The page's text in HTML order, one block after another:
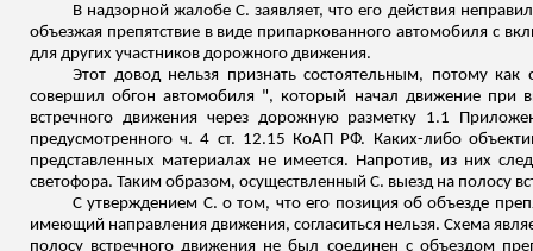
В надзорной жалобе С. заявляет, что его действия
объезжая препятствие в виде припаркованного автомобиля с
для других участников дорожного движения.
Этот довод нельзя признать состоятельным, потому
совершил обгон автомобиля ", который начал движение при
встречного движения через дорожную разметку 1.1
предусмотренного ч. 4 ст. 12.15 КоАП РФ. Каких-либо
представленных материалах не имеется. Напротив, из них
светофора. Таким образом, осуществленный С. выезд на полосу
С утверждением С. о том, что его позиция об объезде
имеющий направления движения, согласиться нельзя. Схема
полосу встречного движения не был соединен с объездом